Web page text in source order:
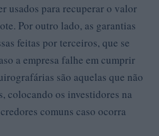
usados para recuperar o valor
Por outro lado, as garantias
feitas por terceiros, que se
a empresa falhe em cumprir
são aquelas que não
colocando os investidores na
comuns caso ocorra